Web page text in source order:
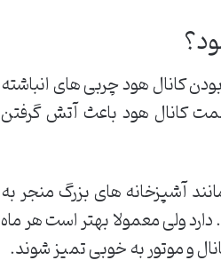
کانال هود چربی های انباشته
کانال هود باعث آتش گرفتن
آشپزخانه های بزرگ منجر به
ولی معمولا بهتر است هر ماه
و موتور به خوبی تمیز شوند.